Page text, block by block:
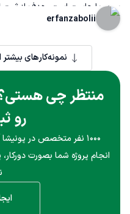
سرور یا هاست است. هدف از ثبت
در بخش
erfanzabolii
نمونه‌کارهای بیشتر
منتظر چی هستی؟
رو
۱۰۰۰ نفر متخصص در
انجام پروژه شما بصورت